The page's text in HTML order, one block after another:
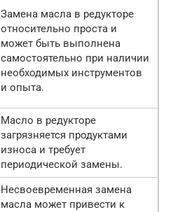
Замена масла в редукторе
относительно проста и
может быть выполнена
самостоятельно при наличии
необходимых инструментов
и опыта.
Масло в редукторе
загрязняется продуктами
износа и требует
периодической замены.
Несвоевременная замена
масла может привести к